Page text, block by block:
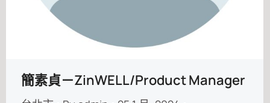
簡素貞－ZinWELL/Product Manager